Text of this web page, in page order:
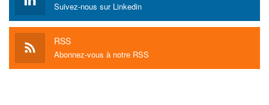
Suivez-nous sur Linkedin
RSS
Abonnez-vous à notre RSS